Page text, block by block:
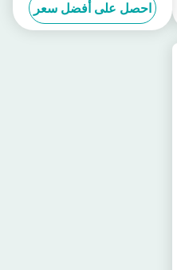
احصل على أفضل سعر